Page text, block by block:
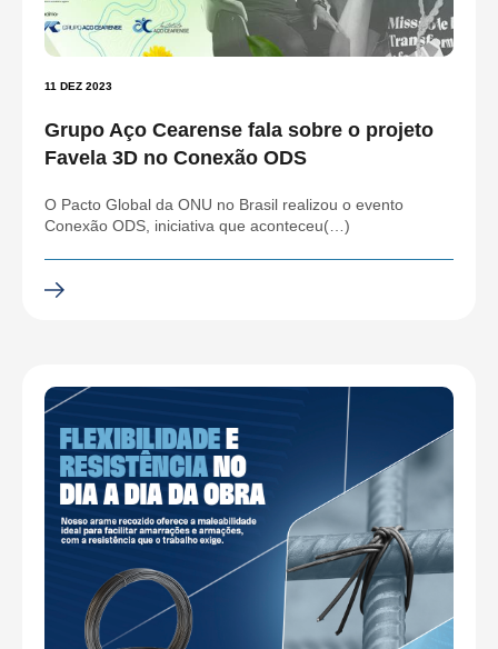
11 DEZ 2023
Grupo Aço Cearense fala sobre o projeto
Favela 3D no Conexão ODS
O Pacto Global da ONU no Brasil realizou o evento
Conexão ODS, iniciativa que aconteceu(…)